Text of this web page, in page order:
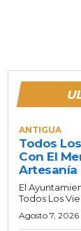
ANTIGUA
Todos
Con El
Artesanía
El
Todos Los
Agosto 7, 2026